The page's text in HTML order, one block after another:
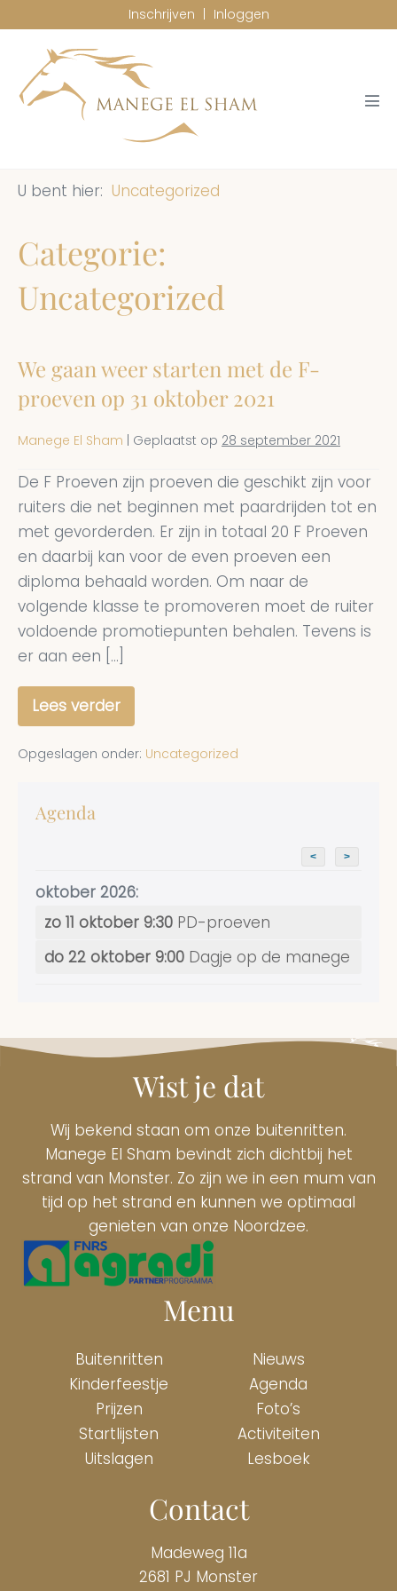
naar
inhoud
Inschrijven Inloggen
Uncategorized
Categorie:
Uncategorized
We gaan weer starten met de F-
proeven op 31 oktober 2021
Manege El Sham | Geplaatst op 28 september 2021
De F Proeven zijn proeven die geschikt zijn voor
ruiters die net beginnen met paardrijden tot en
met gevorderden. Er zijn in totaal 20 F Proeven
en daarbij kan voor de even proeven een
diploma behaald worden. Om naar de
volgende klasse te promoveren moet de ruiter
voldoende promotiepunten behalen. Tevens is
er aan een […]
Lees verder
We
gaan
starten
F-
proeven
Opgeslagen onder: Uncategorized
Agenda
< >
oktober 2026:
zo 11 oktober 9:30 PD-proeven
do 22 oktober 9:00 Dagje op de manege
Wist je dat
Wij bekend staan om onze buitenritten.
Manege El Sham bevindt zich dichtbij het
strand van Monster. Zo zijn we in een mum van
tijd op het strand en kunnen we optimaal
genieten van onze Noordzee.
Menu
Buitenritten
Kinderfeestje
Prijzen
Startlijsten
Uitslagen
Nieuws
Agenda
Foto’s
Activiteiten
Lesboek
Contact
Madeweg 11a
2681 PJ Monster